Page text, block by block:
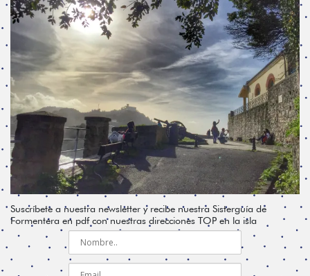
Suscríbete a nuestra newsletter y recibe nuestra Sisterguía de
Formentera en pdf con nuestras direcciones TOP en la isla